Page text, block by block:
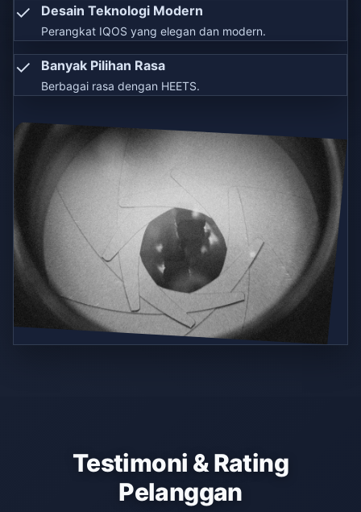
✓ Desain Teknologi Modern
Perangkat IQOS yang elegan dan modern.
✓ Banyak Pilihan Rasa
Berbagai rasa dengan HEETS.
Testimoni & Rating
Pelanggan